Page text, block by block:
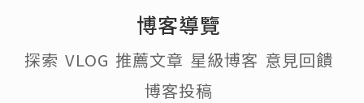
博客導覽
探索 VLOG 推薦文章 星級博客 意見回饋
博客投稿